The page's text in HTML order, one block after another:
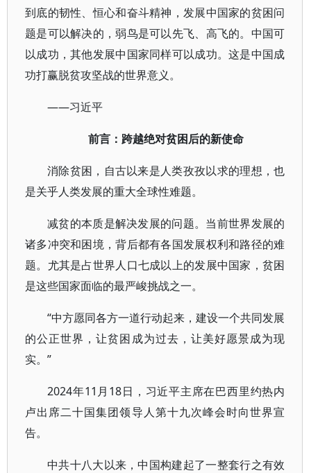
到底的韧性、恒心和奋斗精神，发展中国家的贫困问
题是可以解决的，弱鸟是可以先飞、高飞的。中国可
以成功，其他发展中国家同样可以成功。这是中国成
功打赢脱贫攻坚战的世界意义。
——习近平
前言：跨越绝对贫困后的新使命
消除贫困，自古以来是人类孜孜以求的理想，也
是关乎人类发展的重大全球性难题。
减贫的本质是解决发展的问题。当前世界发展的
诸多冲突和困境，背后都有各国发展权利和路径的难
题。尤其是占世界人口七成以上的发展中国家，贫困
是这些国家面临的最严峻挑战之一。
“中方愿同各方一道行动起来，建设一个共同发展
的公正世界，让贫困成为过去，让美好愿景成为现
实。”
2024年11月18日，习近平主席在巴西里约热内
卢出席二十国集团领导人第十九次峰会时向世界宣
告。
中共十八大以来，中国构建起了一整套行之有效